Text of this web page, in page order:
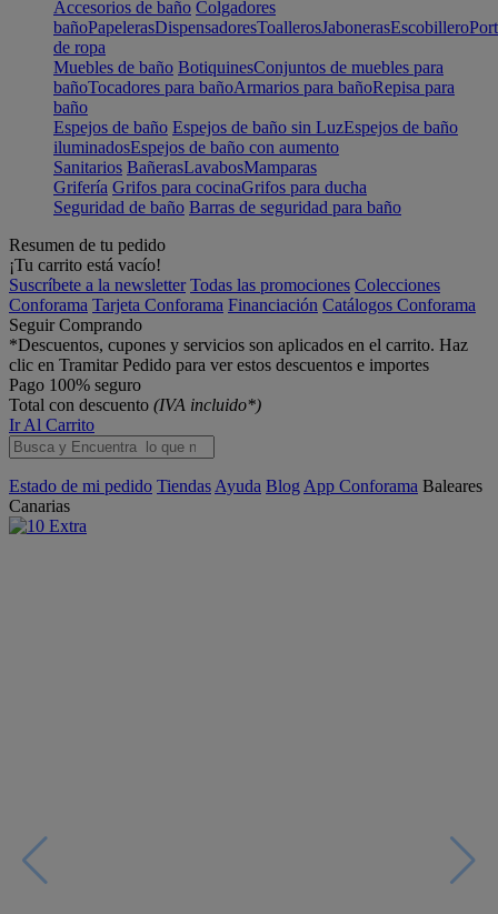
Accesorios de baño Colgadores
bañoPapelerasDispensadoresToallerosJabonerasEscobillero
de ropa
Muebles de baño BotiquinesConjuntos de muebles para
bañoTocadores para bañoArmarios para bañoRepisa para
baño
Espejos de baño Espejos de baño sin LuzEspejos de baño
iluminadosEspejos de baño con aumento
Sanitarios BañerasLavabosMamparas
Grifería Grifos para cocinaGrifos para ducha
Seguridad de baño Barras de seguridad para baño
Resumen de tu pedido
¡Tu carrito está vacío!
Suscríbete a la newsletter Todas las promociones Colecciones
Conforama Tarjeta Conforama Financiación Catálogos Conforama
Seguir Comprando
*Descuentos, cupones y servicios son aplicados en el carrito. Haz
clic en Tramitar Pedido para ver estos descuentos e importes
Pago 100% seguro
Total con descuento (IVA incluido*)
Ir Al Carrito
Estado de mi pedido Tiendas Ayuda Blog App Conforama Baleares
Canarias